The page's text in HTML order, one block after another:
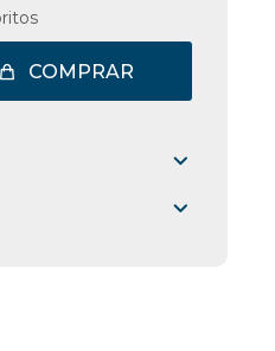
COMPRAR